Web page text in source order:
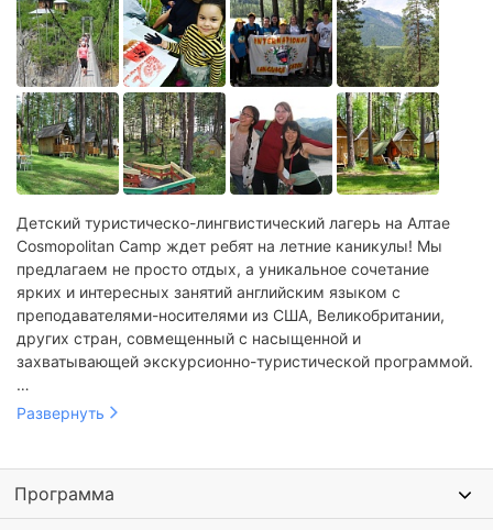
Детский туристическо-лингвистический лагерь на Алтае
Cosmopolitan Camp ждет ребят на летние каникулы! Мы
предлагаем не просто отдых, а уникальное сочетание
ярких и интересных занятий английским языком с
преподавателями-носителями из США, Великобритании,
других стран, совмещенный с насыщенной и
захватывающей экскурсионно-туристической программой.
Такие каникулы подарят массу наилучших эмоций и
пейзажи!
Развернуть
Программа